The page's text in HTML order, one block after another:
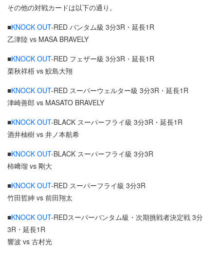
その他の対戦カードは以下の通り。
■KNOCK OUT-RED バンタム級 3分3R・延長1R
乙津陸 vs MASA BRAVELY
■KNOCK OUT-RED フェザー級 3分3R・延長1R
栗秋祥梧 vs 鮫島大翔
■KNOCK OUT-RED スーパーウェルター級 3分3R・延長1R
津崎善郎 vs MASATO BRAVELY
■KNOCK OUT-BLACK スーパーフライ級 3分3R・延長1R
酒井柚樹 vs 井ノ本航希
■KNOCK OUT-BLACK スーパーフライ級 3分3R
柿﨑瑠 vs 剛大
■KNOCK OUT-RED スーパーフライ級 3分3R
竹田哲紳 vs 前田翔太
■KNOCK OUT-REDスーパーバンタム級・次期挑戦者決定戦 3分
3R・延長1R
響波 vs 古村光